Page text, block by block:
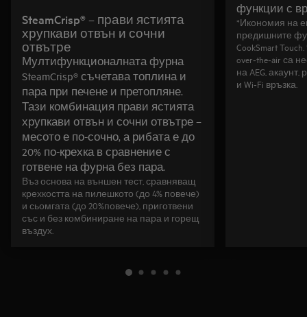
SteamCrisp® – прави ястията
хрупкави отвън и сочни
отвътре
Мултифункционалната фурна
SteamCrisp® съчетава топлина и
пара при печене и претопляне.
Тази комбинация прави ястията
хрупкави отвън и сочни отвътре –
месото е по-сочно, а рибата е до
20% по-крехка в сравнение с
готвене на фурна без пара.
Въз основа на външен тест, сравняващ
крехкостта на пилешкото (до 4% повече)
и сьомгата (до 20%повече), приготвени
със и без комбиниране на пара и горещ
въздух.
функции с
*Икономия на
предишните
CookSmart
over‑the‑air са
на AEG,
и Wi‑Fi връзка.